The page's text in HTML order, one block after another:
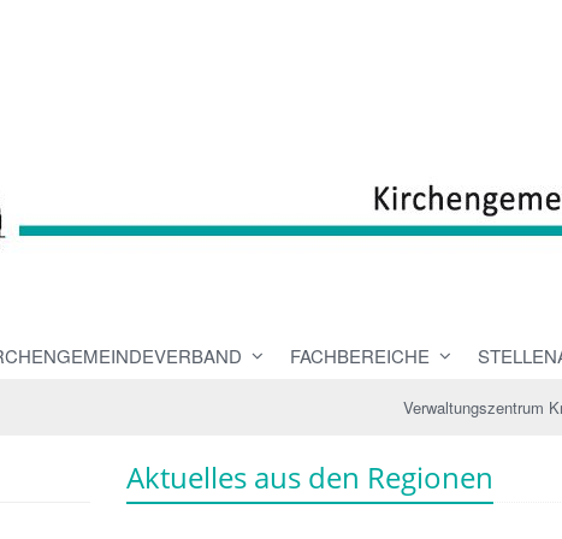
FACHBEREICHE
Verwaltungszentrum
Aktuelles aus den Regionen